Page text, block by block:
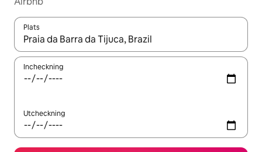
Plats
När resultaten är tillgängliga kan du navigera med upp- och
Incheckning
Utcheckning